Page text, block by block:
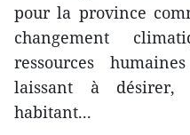
pour la province
changement
ressources
laissant à
habitant...